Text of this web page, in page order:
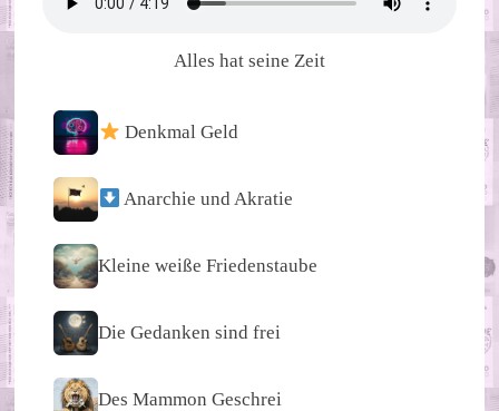
Alles hat seine Zeit
Denkmal Geld
Anarchie und Akratie
Kleine weiße Friedenstaube
Die Gedanken sind frei
Des Mammon Geschrei